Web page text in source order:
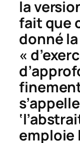
la
fait que
donné
«
emploie